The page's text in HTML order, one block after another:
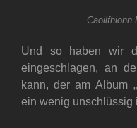
Caoilfhionn
Und so haben wir
eingeschlagen, an
kann, der am Album
ein wenig unschlüssig